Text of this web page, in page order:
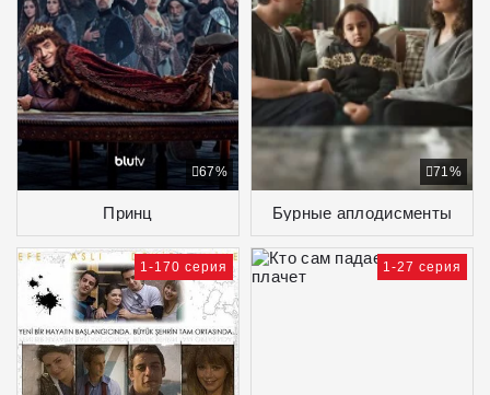
Принц
67%
Бурные аплодисменты
71%
1-170 серия 1-27 серия